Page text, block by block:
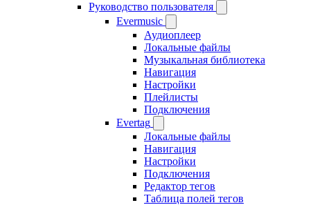
Руководство пользователя
Evermusic
Аудиоплеер
Локальные файлы
Музыкальная библиотека
Навигация
Настройки
Плейлисты
Подключения
Evertag
Локальные файлы
Навигация
Настройки
Подключения
Редактор тегов
Таблица полей тегов